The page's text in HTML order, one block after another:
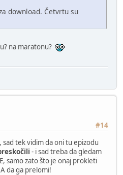
download. Četvrtu su
na maratonu?
#14
tek vidim da oni tu epizodu
- i sad treba da gledam
samo zato što je onaj prokleti
da ga prelomi!